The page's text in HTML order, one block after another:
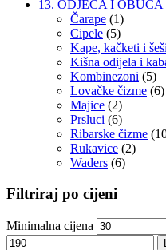
13. ODJEĆA I OBUĆA
Čarape (1)
Cipele (5)
Kape, kačketi i
Kišna odijela i
Kombinezoni (5)
Lovačke čizme (6)
Majice (2)
Prsluci (6)
Ribarske čizme
Rukavice (2)
Waders (6)
Filtriraj po cijeni
Minimalna cijena